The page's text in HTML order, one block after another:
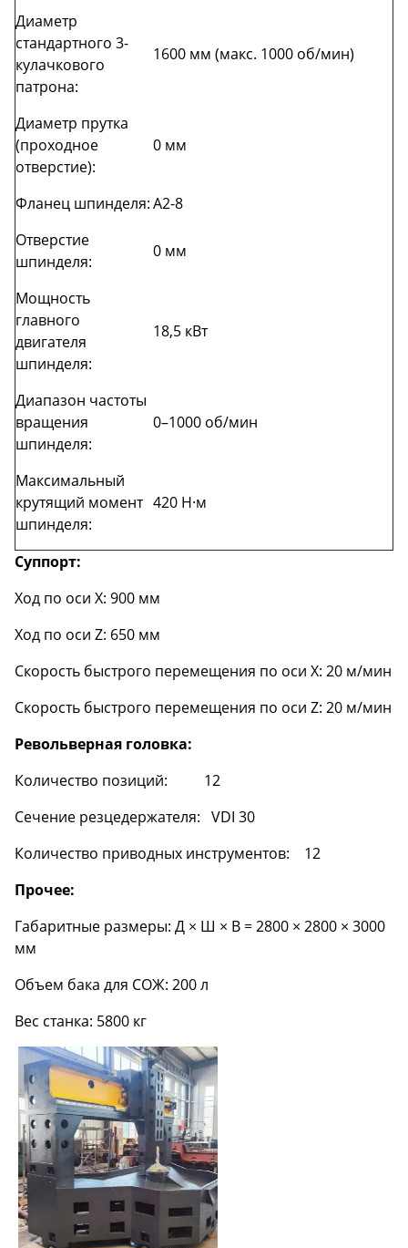
Диаметр
стандартного 3-
кулачкового
патрона:
1600 мм (макс. 1000 об/мин)
Диаметр прутка
(проходное
отверстие):
0 мм
Фланец шпинделя:A2-8
Отверстие
шпинделя:
0 мм
Мощность
главного
двигателя
шпинделя:
18,5 кВт
Диапазон частоты
вращения
шпинделя:
0–1000 об/мин
Максимальный
крутящий момент
шпинделя:
420 Н·м
Суппорт:
Ход по оси X: 900 мм
Ход по оси Z: 650 мм
Скорость быстрого перемещения по оси X: 20 м/мин
Скорость быстрого перемещения по оси Z: 20 м/мин
Револьверная головка:
Количество позиций: 12
Сечение резцедержателя: VDI 30
Количество приводных инструментов: 12
Прочее:
Габаритные размеры: Д × Ш × В = 2800 × 2800 × 3000
мм
Объем бака для СОЖ: 200 л
Вес станка: 5800 кг